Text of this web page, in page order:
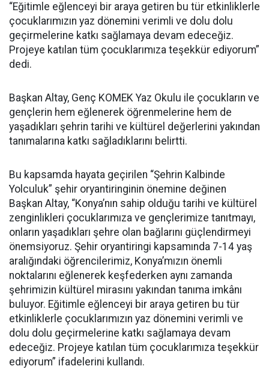
“Eğitimle eğlenceyi bir araya getiren bu tür etkinliklerle
çocuklarımızın yaz dönemini verimli ve dolu dolu
geçirmelerine katkı sağlamaya devam edeceğiz.
Projeye katılan tüm çocuklarımıza teşekkür ediyorum”
dedi.
Başkan Altay, Genç KOMEK Yaz Okulu ile çocukların ve
gençlerin hem eğlenerek öğrenmelerine hem de
yaşadıkları şehrin tarihi ve kültürel değerlerini yakından
tanımalarına katkı sağladıklarını belirtti.
Bu kapsamda hayata geçirilen “Şehrin Kalbinde
Yolculuk” şehir oryantiringinin önemine değinen
Başkan Altay, “Konya’nın sahip olduğu tarihi ve kültürel
zenginlikleri çocuklarımıza ve gençlerimize tanıtmayı,
onların yaşadıkları şehre olan bağlarını güçlendirmeyi
önemsiyoruz. Şehir oryantiringi kapsamında 7-14 yaş
aralığındaki öğrencilerimiz, Konya’mızın önemli
noktalarını eğlenerek keşfederken aynı zamanda
şehrimizin kültürel mirasını yakından tanıma imkânı
buluyor. Eğitimle eğlenceyi bir araya getiren bu tür
etkinliklerle çocuklarımızın yaz dönemini verimli ve
dolu dolu geçirmelerine katkı sağlamaya devam
edeceğiz. Projeye katılan tüm çocuklarımıza teşekkür
ediyorum” ifadelerini kullandı.